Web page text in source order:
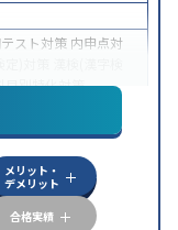
スト対策 内申点対
)対策
目別特化対策
可能
のみの受講可発達
メリット・
デメリット
合格実績